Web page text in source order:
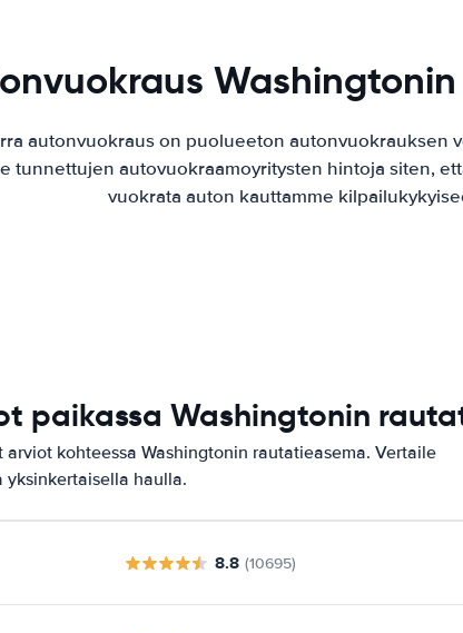
autonvuokraus on puolueeton autonvuokrauksen
tunnettujen autovuokraamoyritysten hintoja siten,
vuokrata auton kauttamme
paikassa Washingtonin
kohteessa Washingtonin rautatieasema. Vertaile
haulla.
8.8 (10695)